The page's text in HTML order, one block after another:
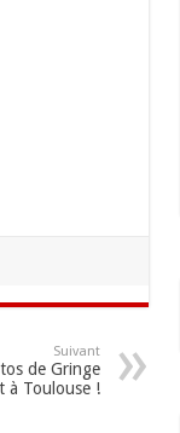
Suivant
de Gringe
à Toulouse !